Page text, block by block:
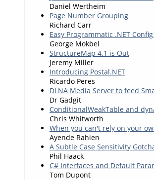
Daniel Wertheim
Page Number Grouping
Richard Carr
Easy Programmatic .NET
George Mokbel
StructureMap 4.1 is Out
Jeremy Miller
Introducing Postal.NET
Ricardo Peres
DLNA Media Server to feed
Dr Gadgit
ConditionalWeakTable and
Chris Whitworth
When you can't rely on your
Ayende Rahien
A Subtle Case Sensitivity
Phil Haack
C# Interfaces and Default
Tom Dupont